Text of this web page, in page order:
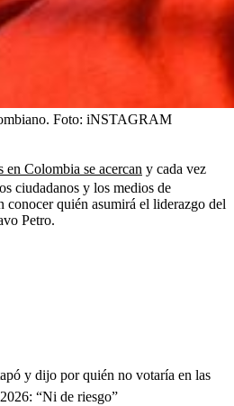
Foto: iNSTAGRAM
en Colombia se acercan y cada vez
ciudadanos y los medios de
conocer quién asumirá el liderazgo del
Petro.
y dijo por quién no votaría en las
“Ni de riesgo”